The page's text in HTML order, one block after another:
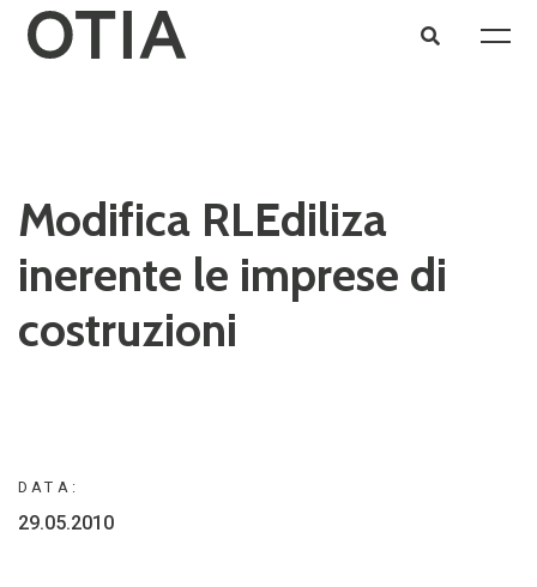
Modifica RLEdiliza
inerente le imprese di
costruzioni
DATA:
29.05.2010